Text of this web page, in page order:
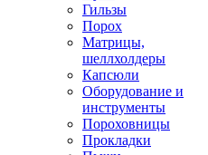
Гильзы
Порох
Матрицы,
шеллхолдеры
Капсюли
Оборудование и
инструменты
Пороховницы
Прокладки